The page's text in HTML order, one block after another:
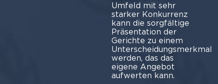
Umfeld mit sehr
starker Konkurrenz
kann die sorgfältige
Präsentation der
Gerichte zu einem
Unterscheidungsmerkmal
werden, das das
eigene Angebot
aufwerten kann.